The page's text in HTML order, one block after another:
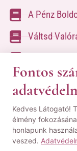
A Pénz
Váltsd
A
© Minden jog
|ÁSZF|
Fontos
Kedves Látogató!
élmény
honlapunk
veszed.